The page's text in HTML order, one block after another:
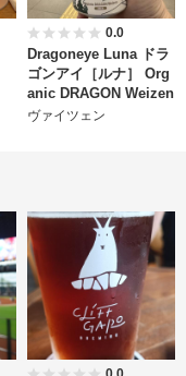
0.0
Dragoneye Luna ドラ
ゴンアイ［ルナ］ Org
anic DRAGON Weizen
ヴァイツェン